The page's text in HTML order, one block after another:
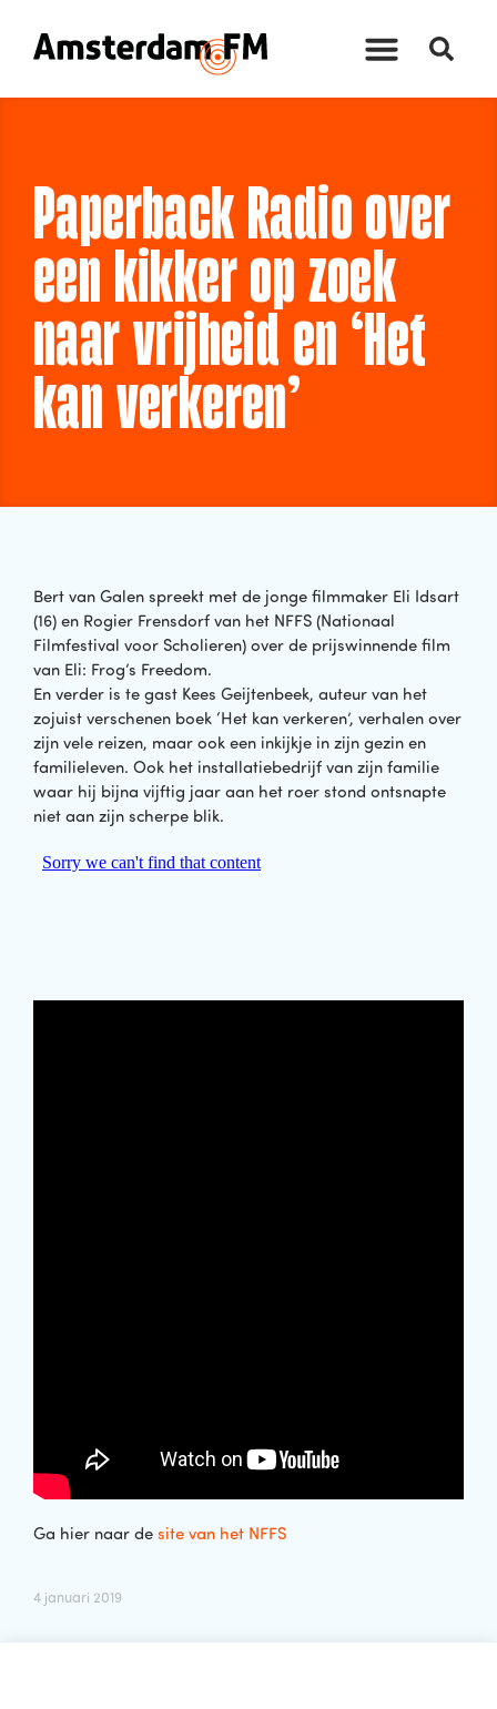
Paperback Radio over
een kikker op zoek
naar vrijheid en ‘Het
kan verkeren’
Bert van Galen spreekt met de jonge filmmaker Eli Idsart
(16) en Rogier Frensdorf van het NFFS (Nationaal
Filmfestival voor Scholieren) over de prijswinnende film
van Eli: Frog’s Freedom.
En verder is te gast Kees Geijtenbeek, auteur van het
zojuist verschenen boek ‘Het kan verkeren’, verhalen over
zijn vele reizen, maar ook een inkijkje in zijn gezin en
familieleven. Ook het installatiebedrijf van zijn familie
waar hij bijna vijftig jaar aan het roer stond ontsnapte
niet aan zijn scherpe blik.
Ga hier naar de site van het NFFS
4 januari 2019